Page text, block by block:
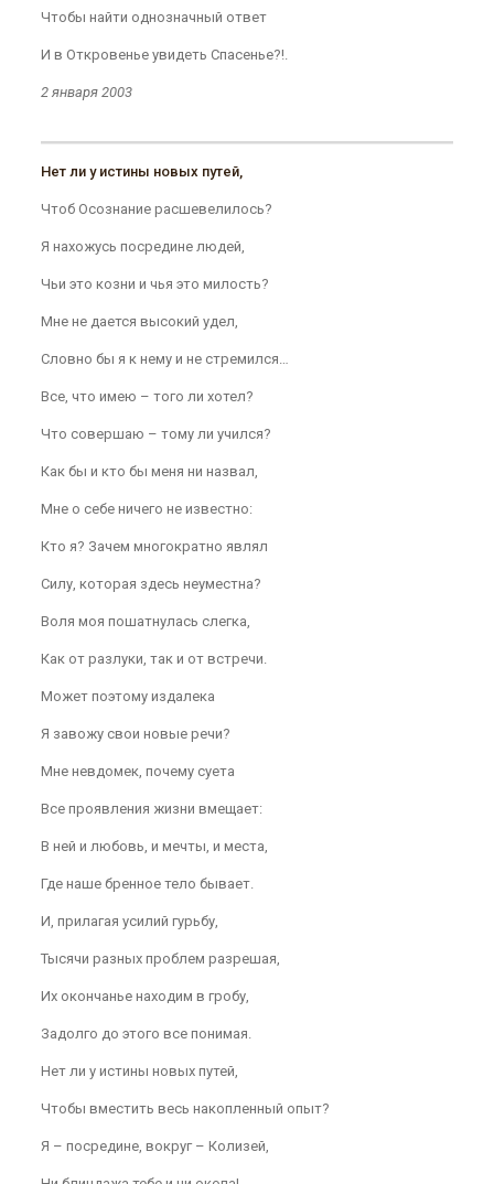
Чтобы найти однозначный ответ
И в Откровенье увидеть Спасенье?!.
2 января 2003
Нет ли у истины новых путей,
Чтоб Осознание расшевелилось?
Я нахожусь посредине людей,
Чьи это козни и чья это милость?
Мне не дается высокий удел,
Словно бы я к нему и не стремился…
Все, что имею – того ли хотел?
Что совершаю – тому ли учился?
Как бы и кто бы меня ни назвал,
Мне о себе ничего не известно:
Кто я? Зачем многократно являл
Силу, которая здесь неуместна?
Воля моя пошатнулась слегка,
Как от разлуки, так и от встречи.
Может поэтому издалека
Я завожу свои новые речи?
Мне невдомек, почему суета
Все проявления жизни вмещает:
В ней и любовь, и мечты, и места,
Где наше бренное тело бывает.
И, прилагая усилий гурьбу,
Тысячи разных проблем разрешая,
Их окончанье находим в гробу,
Задолго до этого все понимая.
Нет ли у истины новых путей,
Чтобы вместить весь накопленный опыт?
Я – посредине, вокруг – Колизей,